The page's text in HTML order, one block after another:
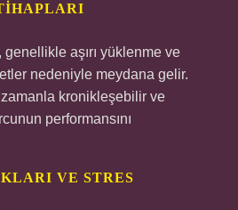
genellikle aşırı yüklenme ve
nedeniyle meydana gelir.
zamanla kronikleşebilir ve
performansını
VE STRES